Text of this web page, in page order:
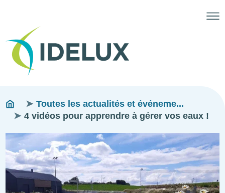
Fils
d'ariane
You
are
Toutes les actualités et événeme...
4 vidéos pour apprendre à gérer vos eaux !
Image